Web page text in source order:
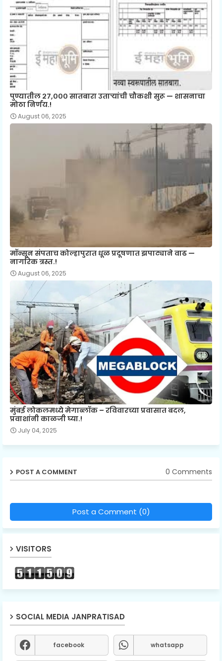
पुण्यातील २७,००० सातबारा उताऱ्यांची चौकशी सुरू — शासनाचा
मोठा निर्णय.!
August 06, 2025
मॉन्सून संपताच कोल्हापुरात धूळ प्रदूषणात झपाट्याने वाढ —
नागरिक त्रस्त.!
August 06, 2025
मुंबई लोकलमध्ये मेगाब्लॉक – रविवारच्या प्रवासात बदल,
प्रवाशांनी काळजी घ्या.!
July 04, 2025
POST A COMMENT 0 Comments
Post a Comment (0)
VISITORS
SOCIAL MEDIA JANPRATISAD
facebook whatsapp